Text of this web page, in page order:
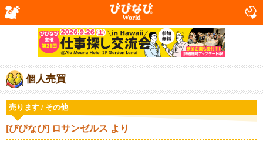
World
個人売買
売ります / その他
[びびなび] ロサンゼルス より